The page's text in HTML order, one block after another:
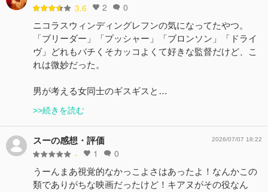
3.6 2 0
ニコラスウィンディングレフンの気になってたやつ。
「ブリーダー」「プッシャー」「ブロンソン」「ドライ
ヴ」どれもバチくそカッコよくて好きな監督だけど、こ
れは微妙だった。
男が考える女同士のギスギスと…
>>続きを読む
スーの感想・評価
- 1 0
2026/07/07 18:22
うーんまあ視覚的なかっこよさはあったよ！なんかこの
類でありがちな映画だったけど！キアヌがその役なん